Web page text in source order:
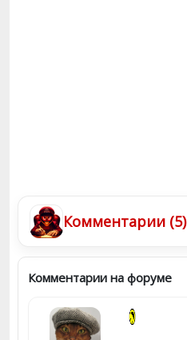
Комментарии (5)
Комментарии на форуме